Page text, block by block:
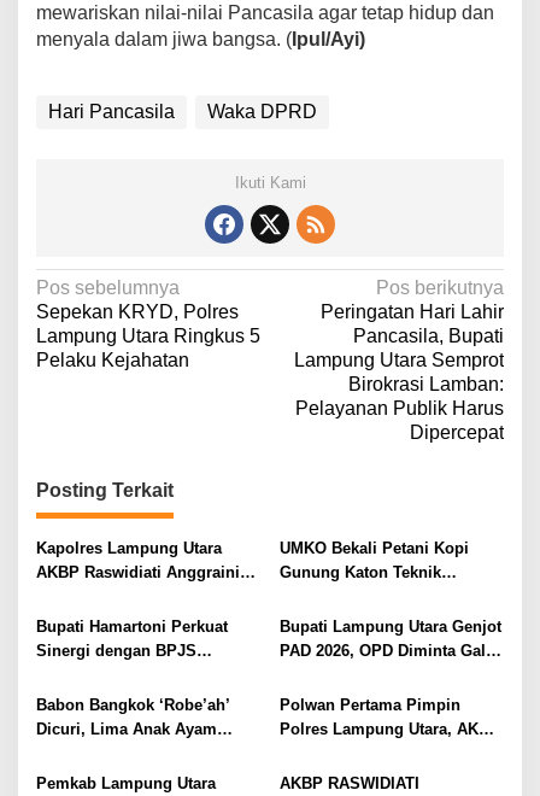
y
o
d
P
e
r
s
u
mewariskan nilai-nilai Pancasila agar tetap hidup dan
menyala dalam jiwa bangsa. ( Ipul/Ayi)
Hari Pancasila Waka DPRD
Ikuti Kami
N
a
v
s
i
p
s
Pos sebelumnya
Sepekan KRYD, Polres
Lampung Utara Ringkus 5
Pelaku Kejahatan
Pos berikutnya
Peringatan Hari Lahir
Pancasila, Bupati
Lampung Utara Semprot
Birokrasi Lamban:
Pelayanan Publik Harus
Dipercepat
Posting Terkait
Kapolres Lampung Utara
AKBP Raswidiati Anggraini
Tokoh Masyarakat dan Adat
Perkuat Kamtibmas
UMKO Bekali Petani Kopi
Gunung Katon Teknik
Jual Hasil Panen Meningkat
Bupati Hamartoni Perkuat
Sinergi dengan BPJS
Kesehatan Makin Cepat dan
Mudah
Bupati Lampung Utara Genjot
PAD 2026, OPD Diminta Gali
hingga Optimalkan PBB-P2
Babon Bangkok ‘Robe’ah’
Dicuri, Lima Anak Ayam
Gang Jalaba Kotabumi Heboh
Polwan Pertama Pimpin
Polres Lampung Utara, AKBP
Pedang Pora
Pemkab Lampung Utara
AKBP RASWIDIATI